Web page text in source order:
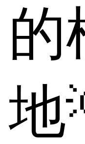
的
地